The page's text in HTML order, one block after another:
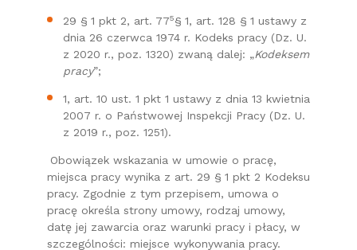
29 § 1 pkt 2, art. 775§ 1, art. 128 § 1 ustawy z
dnia 26 czerwca 1974 r. Kodeks pracy (Dz. U.
z 2020 r., poz. 1320) zwaną dalej: „Kodeksem
pracy”;
1, art. 10 ust. 1 pkt 1 ustawy z dnia 13 kwietnia
2007 r. o Państwowej Inspekcji Pracy (Dz. U.
z 2019 r., poz. 1251).
Obowiązek wskazania w umowie o pracę,
miejsca pracy wynika z art. 29 § 1 pkt 2 Kodeksu
pracy. Zgodnie z tym przepisem, umowa o
pracę określa strony umowy, rodzaj umowy,
datę jej zawarcia oraz warunki pracy i płacy, w
szczególności: miejsce wykonywania pracy.